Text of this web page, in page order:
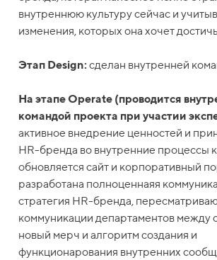
внутреннюю культуру сейчас и
изменения, которых она хочет
Этап Design: сделан внутренней
На этапе Operate (проводится
командой проекта при участии
активное внедрение ценностей и
HR-бренда во внутренние процессы
обновляется сайт и корпоративный
разработана полноценнаяя
стратегия HR-бренда,
коммуникации департаментов между
новый мерч и алгоритм создания и
функционарования внутренних